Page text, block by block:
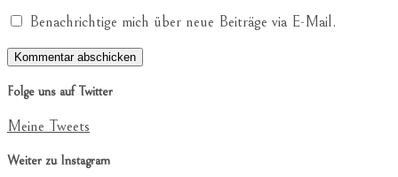
Benachrichtige mich über neue Beiträge via E-Mail.
Folge uns auf Twitter
Meine Tweets
Weiter zu Instagram